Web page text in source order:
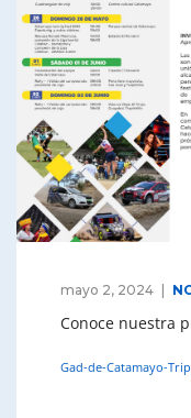
mayo 2, 2024
Conoce nuestra
Gad-de-Catamayo-